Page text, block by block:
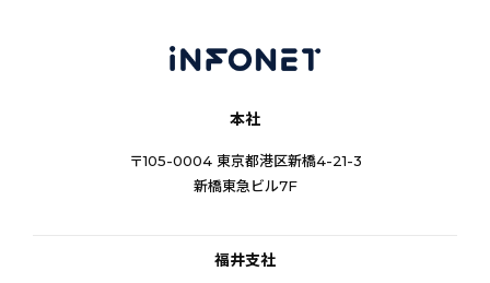
本社
〒105-0004 東京都港区新橋4-21-3
新橋東急ビル7F
福井支社